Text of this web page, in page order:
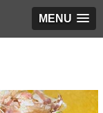
MENU